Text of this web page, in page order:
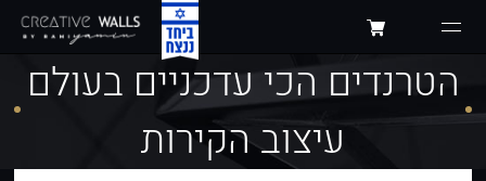
הטרנדים הכי עדכניים בעולם
עיצוב הקירות